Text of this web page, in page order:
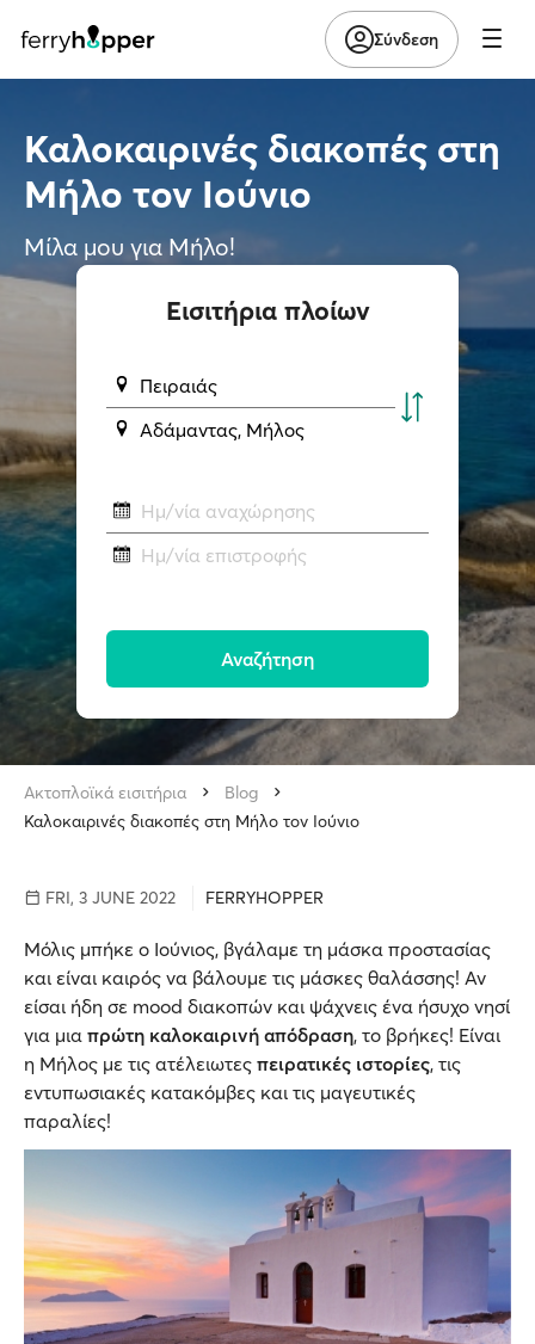
Σύνδεση
Καλοκαιρινές διακοπές στη
Μήλο τον Ιούνιο
Μίλα μου για Μήλο!
Εισιτήρια πλοίων
Πειραιάς
Αδάμαντας, Μήλος
Ημ/νία αναχώρησης
Ημ/νία επιστροφής
Αναζήτηση
Ακτοπλοϊκά εισιτήρια
Blog
Καλοκαιρινές διακοπές στη Μήλο τον Ιούνιο
FRI, 3 JUNE 2022 FERRYHOPPER
Μόλις μπήκε ο Ιούνιος, βγάλαμε τη μάσκα προστασίας
και είναι καιρός να βάλουμε τις μάσκες θαλάσσης! Αν
είσαι ήδη σε mood διακοπών και ψάχνεις ένα ήσυχο νησί
για μια πρώτη καλοκαιρινή απόδραση, το βρήκες! Είναι
η Μήλος με τις ατέλειωτες πειρατικές ιστορίες, τις
εντυπωσιακές κατακόμβες και τις μαγευτικές
παραλίες!